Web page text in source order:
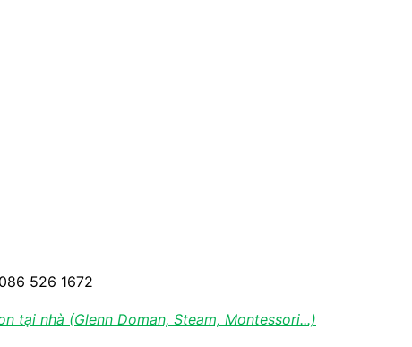
526 1672
tại nhà (Glenn Doman, Steam, Montessori...)